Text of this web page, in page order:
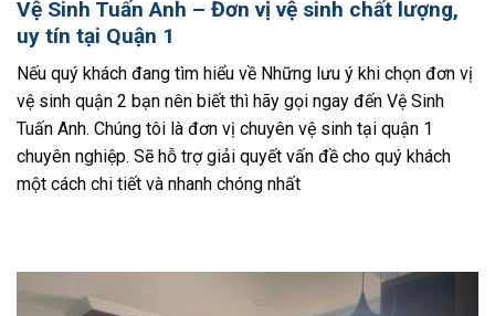
Vệ Sinh Tuấn Anh – Đơn vị vệ sinh chất lượng,
uy tín tại Quận 1
Nếu quý khách đang tìm hiểu về Những lưu ý khi chọn đơn vị
vệ sinh quận 2 bạn nên biết thì hãy gọi ngay đến Vệ Sinh
Tuấn Anh. Chúng tôi là đơn vị chuyên vệ sinh tại quận 1
chuyên nghiệp. Sẽ hỗ trợ giải quyết vấn đề cho quý khách
một cách chi tiết và nhanh chóng nhất